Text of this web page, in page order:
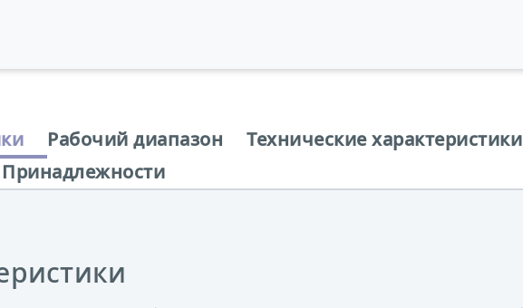
Рабочий диапазон Технические характеристики
Принадлежности